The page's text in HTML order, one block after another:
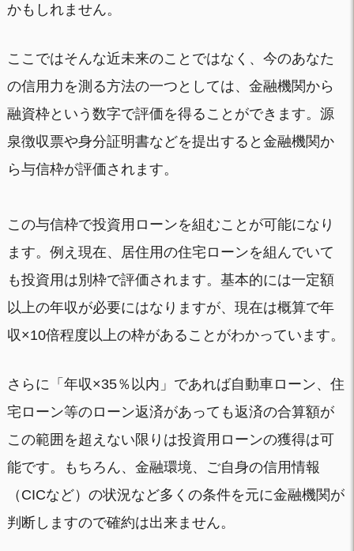
かもしれません。
ここではそんな近未来のことではなく、今のあなた
の信用力を測る方法の一つとしては、金融機関から
融資枠という数字で評価を得ることができます。源
泉徴収票や身分証明書などを提出すると金融機関か
ら与信枠が評価されます。
この与信枠で投資用ローンを組むことが可能になり
ます。例え現在、居住用の住宅ローンを組んでいて
も投資用は別枠で評価されます。基本的には一定額
以上の年収が必要にはなりますが、現在は概算で年
収×10倍程度以上の枠があることがわかっています。
さらに「年収×35％以内」であれば自動車ローン、住
宅ローン等のローン返済があっても返済の合算額が
この範囲を超えない限りは投資用ローンの獲得は可
能です。もちろん、金融環境、ご自身の信用情報
（CICなど）の状況など多くの条件を元に金融機関が
判断しますので確約は出来ません。